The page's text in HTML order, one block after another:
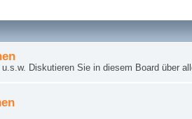
Diskutieren Sie in diesem Board über